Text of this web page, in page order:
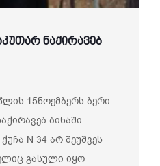
ნაქირავებ
15ნოემბერს ბერი
ბინაში
N 34 არ შეუშვეს
გასული იყო